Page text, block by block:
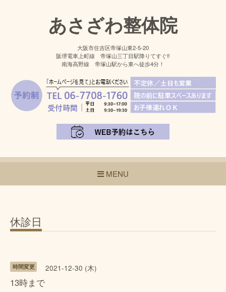
あさざわ整体院
大阪市住吉区帝塚山東2-5-20
阪堺電車上町線 帝塚山三丁目駅降りてすぐ‼
南海高野線 帝塚山駅から東へ徒歩4分！
MENU
休診日
時間変更 2021-12-30 (木)
13時まで